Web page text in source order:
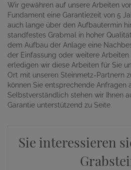
Wir gewähren auf unsere Arbeiten
Fundament eine Garantiezeit von 5
auch lange über den Aufbautermin
standfestes Grabmal in hoher
dem Aufbau der Anlage eine
der Einfassung oder weitere Arbeiten
erledigen wir diese Arbeiten für Sie
Ort mit unseren Steinmetz-Partnern
können Sie entsprechende Anfragen
Selbstverständlich stehen wir Ihnen
Garantie unterstützend zu Seite.
Sie interessieren